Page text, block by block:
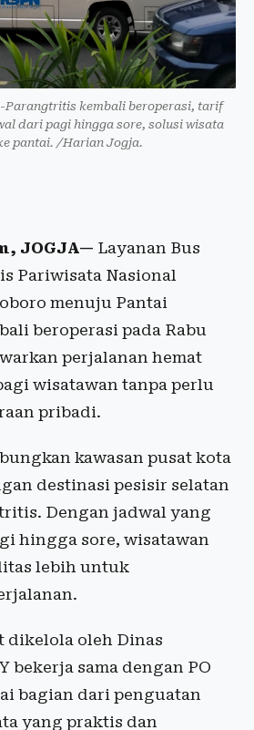
Parangtritis kembali beroperasi, tarif
dari pagi hingga sore, solusi wisata
pantai. /Harian Jogja.
JOGJA— Layanan Bus
Pariwisata Nasional
menuju Pantai
beroperasi pada Rabu
perjalanan hemat
wisatawan tanpa perlu
pribadi.
kawasan pusat kota
destinasi pesisir selatan
Dengan jadwal yang
hingga sore, wisatawan
lebih untuk
dikelola oleh Dinas
bekerja sama dengan PO
bagian dari penguatan
yang praktis dan